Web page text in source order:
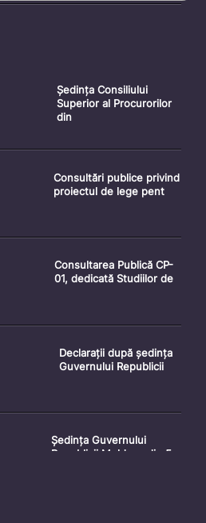
Ședința Consiliului
Superior al Procurorilor
din
Consultări publice privind
proiectul de lege pent
Consultarea Publică CP-
01, dedicată Studiilor de
Declarații după ședința
Guvernului Republicii
Ședința Guvernului
Republicii Moldova din 5